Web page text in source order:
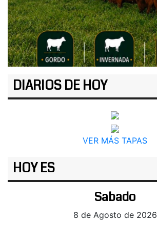
DIARIOS DE HOY
VER MÁS TAPAS
HOY ES
Sabado
8 de Agosto de 2026